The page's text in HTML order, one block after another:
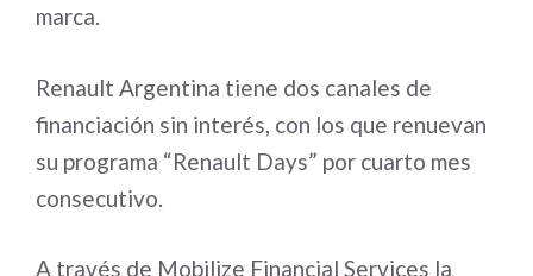
marca.
Renault Argentina tiene dos canales de
financiación sin interés, con los que renuevan
su programa “Renault Days” por cuarto mes
consecutivo.
A través de Mobilize Financial Services la